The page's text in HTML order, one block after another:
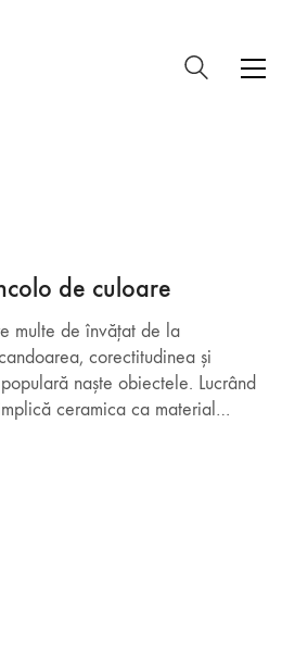
de culoare
multe de învățat de la
corectitudinea și
naște obiectele. Lucrând
ceramica ca material…